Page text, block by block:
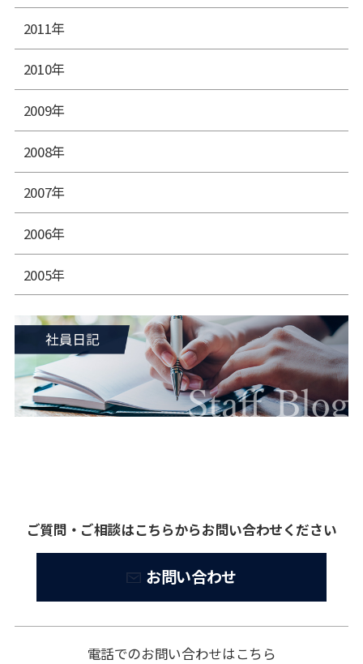
2011年
2010年
2009年
2008年
2007年
2006年
2005年
ご質問・ご相談はこちらからお問い合わせください
お問い合わせ
電話でのお問い合わせはこちら